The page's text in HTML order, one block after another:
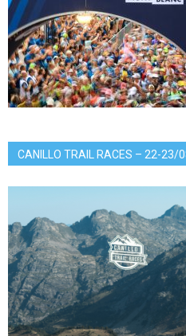
CANILLO TRAIL RACES – 22-23/